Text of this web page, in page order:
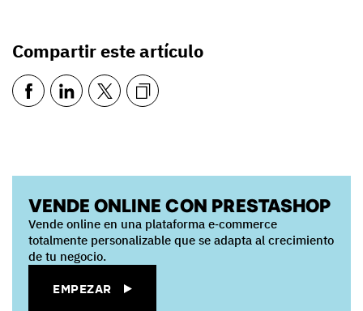
Compartir este artículo
VENDE ONLINE CON PRESTASHOP
Vende online en una plataforma e‑commerce
totalmente personalizable que se adapta al crecimiento
de tu negocio.
EMPEZAR